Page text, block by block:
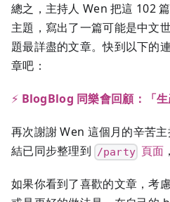
總之，主持人 Wen 把這 102
主題，寫出了一篇可能是中文
題最詳盡的文章。快到以下的
章吧：
⚡ BlogBlog 同樂會回顧：「
再次謝謝 Wen 這個月的辛苦
結已同步整理到 /party 頁面
如果你看到了喜歡的文章，考